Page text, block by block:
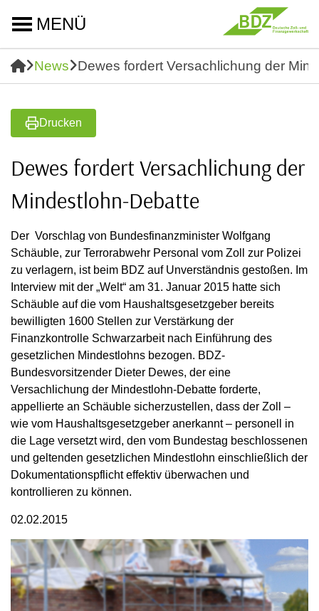
MENÜ
News Dewes fordert Versachlichung der
Drucken
Dewes fordert Versachlichung der
Mindestlohn-Debatte
Der Vorschlag von Bundesfinanzminister Wolfgang
Schäuble, zur Terrorabwehr Personal vom Zoll zur Polizei
zu verlagern, ist beim BDZ auf Unverständnis gestoßen. Im
Interview mit der „Welt“ am 31. Januar 2015 hatte sich
Schäuble auf die vom Haushaltsgesetzgeber bereits
bewilligten 1600 Stellen zur Verstärkung der
Finanzkontrolle Schwarzarbeit nach Einführung des
gesetzlichen Mindestlohns bezogen. BDZ-
Bundesvorsitzender Dieter Dewes, der eine
Versachlichung der Mindestlohn-Debatte forderte,
appellierte an Schäuble sicherzustellen, dass der Zoll –
wie vom Haushaltsgesetzgeber anerkannt – personell in
die Lage versetzt wird, den vom Bundestag beschlossenen
und geltenden gesetzlichen Mindestlohn einschließlich der
Dokumentationspflicht effektiv überwachen und
kontrollieren zu können.
02.02.2015